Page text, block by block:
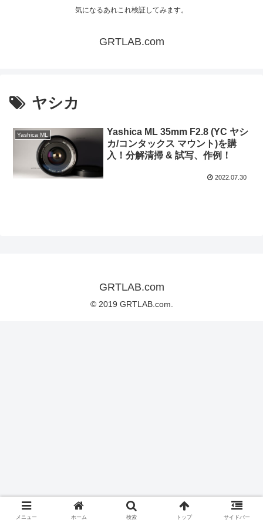
気になるあれこれ検証してみます。
GRTLAB.com
ヤシカ
Yashica ML
Yashica ML 35mm F2.8 (YC ヤシ
カ/コンタックス マウント)を購
入！分解清掃 & 試写、作例！
2022.07.30
GRTLAB.com
© 2019 GRTLAB.com.
メニュー ホーム 検索 トップ サイドバー